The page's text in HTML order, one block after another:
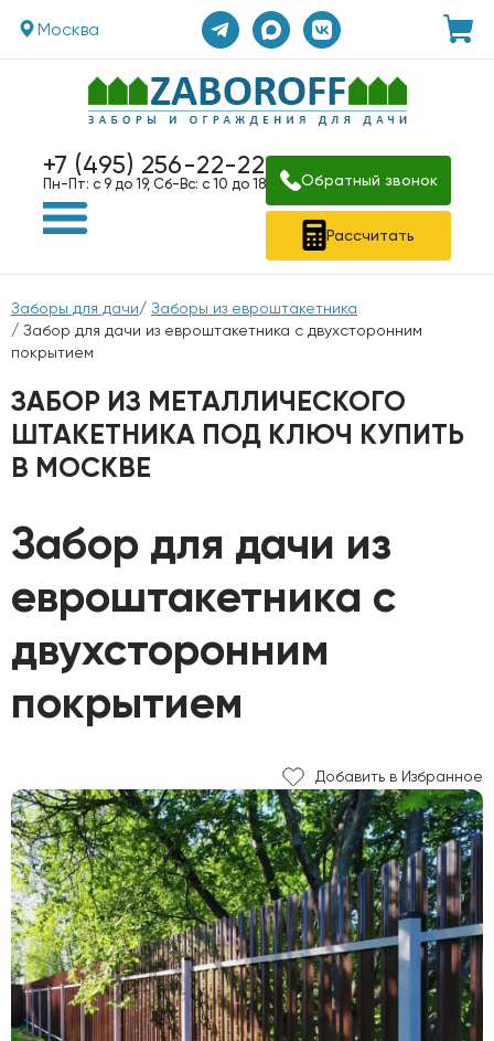
Москва
+7 (495) 256-22-22
Пн-Пт: с 9 до 19, Сб-Вс: с 10 до 18 Обратный звонок
Рассчитать
Заборы для дачи/ Заборы из евроштакетника
/ Забор для дачи из евроштакетника с двухсторонним
покрытием
ЗАБОР ИЗ МЕТАЛЛИЧЕСКОГО
ШТАКЕТНИКА ПОД КЛЮЧ КУПИТЬ
В МОСКВЕ
Забор для дачи из
евроштакетника с
двухсторонним
покрытием
Добавить в Избранное